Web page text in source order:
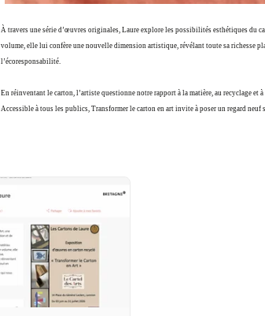
À travers une série d’œuvres originales, Laure explore les possibilités esthétiques du
volume, elle lui confère une nouvelle dimension artistique, révélant toute sa richesse
l’écoresponsabilité.
En réinventant le carton, l’artiste questionne notre rapport à la matière, au recyclage
Accessible à tous les publics, Transformer le carton en art invite à poser un regard